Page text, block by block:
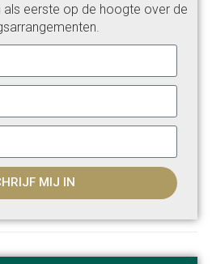
als eerste op de hoogte over de
MIJ IN